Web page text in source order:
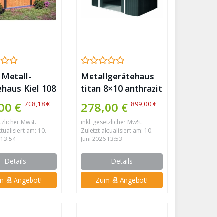
Kiel 108
Holzoptik
€708,18 €
MwSt.
am: 10.
Details
Angebot!
Metallgerätehaus
titan 8×10 anthrazit
von Tepro TITAN
7017 mit Boden
278,00 €899,00 €
inkl. gesetzlicher MwSt.
Zuletzt aktualisiert am: 10.
Juni 2026 13:53
Details
Zum Angebot!